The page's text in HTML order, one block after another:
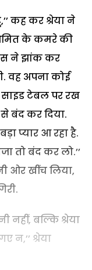
कह कर श्रेया ने
के कमरे की
ने झांक कर
वह अपना कोई
साइड टेबल पर रख
बंद कर दिया.
प्यार आ रहा है.
तो बंद कर लो.’’
ओर खींच लिया,
नहीं, बल्कि श्रेया
न,’’ श्रेया